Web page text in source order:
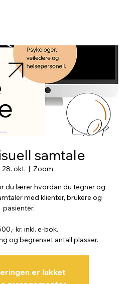
samtale
28. okt.
  |
Zoom
du lærer hvordan du tegner og
med klienter, brukere og
pasienter.
kr. inkl. e-bok.
og begrenset antall plasser.
er lukket